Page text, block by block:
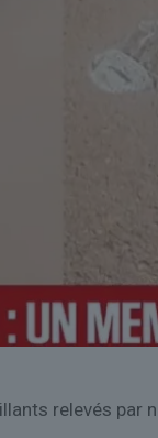
relevés par